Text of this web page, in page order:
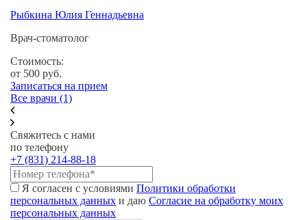
Рыбкина Юлия Геннадьевна
Врач-стоматолог
Стоимость:
от 500 руб.
Записаться на прием
Все врачи (1)
Свяжитесь с нами
по телефону
+7 (831) 214-88-18
Я согласен с условиями Политики обработки
персональных данных и даю Согласие на обработку моих
персональных данных